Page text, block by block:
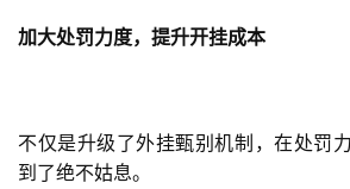
游
加大处罚力度，提升开挂成本
不仅是升级了外挂甄别机制，在处罚力
到了绝不姑息。